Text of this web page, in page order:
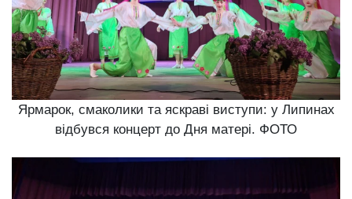
Ярмарок, смаколики та яскраві виступи: у Липинах
відбувся концерт до Дня матері. ФОТО